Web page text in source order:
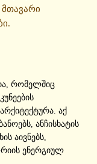
რომელშიც
აქ
ანჩისხატის
აივნებს,
ენერგიულ